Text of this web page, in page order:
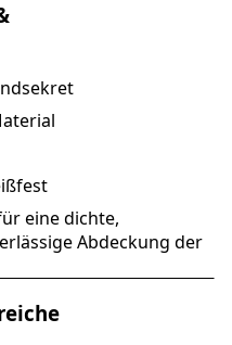
eine dichte,
Abdeckung der